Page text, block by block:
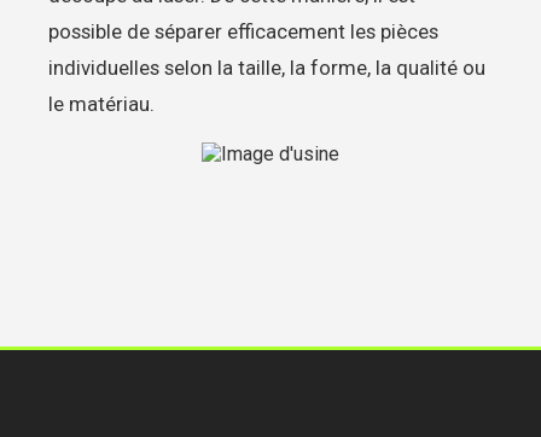
possible de séparer efficacement les pièces
individuelles selon la taille, la forme, la qualité ou
le matériau.